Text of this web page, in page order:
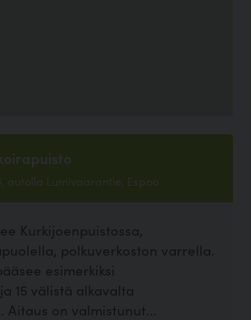
autolla Lumivaarantie, Espoo
Kurkijoenpuistossa,
polkuverkoston varrella.
esimerkiksi
15 välistä alkavalta
Aitaus on valmistunut...